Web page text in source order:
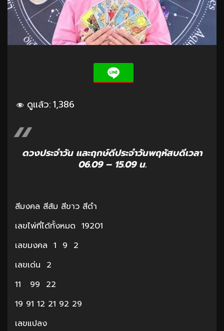
ดูแล้ว:1,386
ดวงประจำวัน และฤกษ์ดีประจำวันพฤหัสบดีเวลา
06.09 – 15.09 น.
สีมงคล สีส้ม สีขาว สีดำ
เลขไพ่ที่ได้ทั้งหมด 19201
เลขมงคล 1 9 2
เลขเด่น 2
11 99 22
19 91 12 21 92 29
เลขแปลง